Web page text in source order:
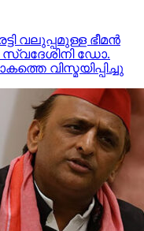
വലുപ്പമുള്ള ഭീമന്‍
സ്വദേശിനി ഡോ.
വിസ്മയിപ്പിച്ചു